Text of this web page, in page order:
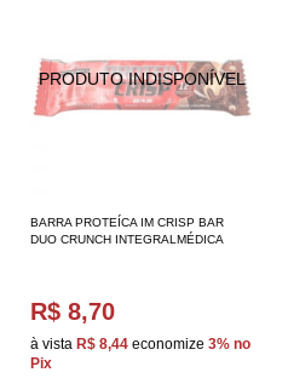
BARRA PROTEÍCA IM CRISP BAR
DUO CRUNCH INTEGRALMÉDICA
R$ 8,70
à vista R$ 8,44 economize 3% no
Pix